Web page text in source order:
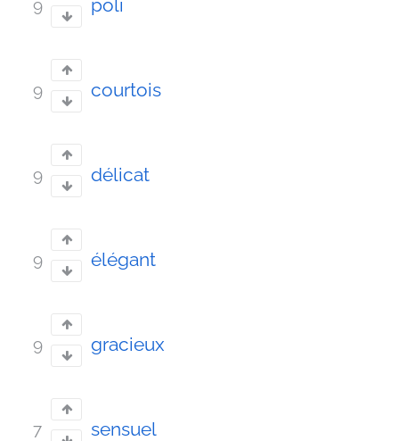
9 poli
9 courtois
9 délicat
9 élégant
9 gracieux
7 sensuel